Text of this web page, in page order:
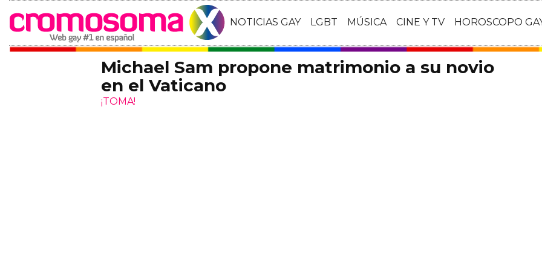
NOTICIAS GAY LGBT MÚSICA CINE Y TV HOROSCOPO
Michael Sam propone matrimonio a su novio
en el Vaticano
¡TOMA!